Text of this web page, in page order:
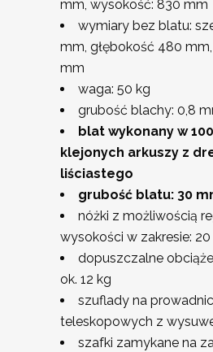
mm, wysokość: 830 mm
wymiary bez blatu:
mm, głębokość 480
mm
waga: 50 kg
grubość blachy: 0,8
blat wykonany w 100
klejonych arkuszy z
liściastego
grubość blatu: 30
nóżki z możliwością
wysokości w zakresie:
dopuszczalne
ok. 12 kg
szuflady na
teleskopowych z
szafki zamykane na